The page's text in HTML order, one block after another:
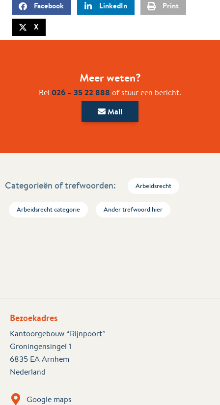
Facebook LinkedIn Print
X
Meer weten?
Bel 026 – 35 22 888 of stuur een bericht.
Mail
Categorieën of trefwoorden: Arbeidsrecht
Arbeidsrecht categorie Ander trefwoord hier
Bezoekadres
Kantoorgebouw “Rijnpoort”
Groningensingel 1
6835 EA Arnhem
Nederland
Google maps